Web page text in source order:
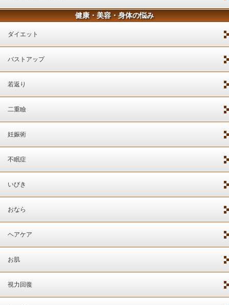
健康・美容・身体の悩み
ダイエット
バストアップ
若返り
二重瞼
妊娠術
不眠症
いびき
おなら
ヘアケア
お肌
視力回復